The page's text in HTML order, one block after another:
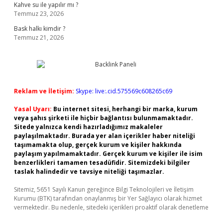
Kahve su ile yapılır mı ?
Temmuz 23, 2026
Bask halkı kimdir ?
Temmuz 21, 2026
Reklam ve İletişim: Skype: live:.cid.575569c608265c69
Yasal Uyarı: Bu internet sitesi, herhangi bir marka, kurum
veya şahıs şirketi ile hiçbir bağlantısı bulunmamaktadır.
Sitede yalnızca kendi hazırladığımız makaleler
paylaşılmaktadır. Burada yer alan içerikler haber niteliği
taşımamakta olup, gerçek kurum ve kişiler hakkında
paylaşım yapılmamaktadır. Gerçek kurum ve kişiler ile isim
benzerlikleri tamamen tesadüfidir. Sitemizdeki bilgiler
taslak halindedir ve tavsiye niteliği taşımazlar.
Sitemiz, 5651 Sayılı Kanun gereğince Bilgi Teknolojileri ve İletişim
Kurumu (BTK) tarafından onaylanmış bir Yer Sağlayıcı olarak hizmet
vermektedir. Bu nedenle, sitedeki içerikleri proaktif olarak denetleme